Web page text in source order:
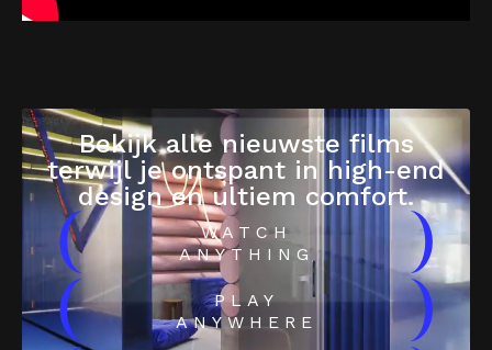
Bekijk alle nieuwste films
terwijl je ontspant in high-end
design en ultiem comfort.
(
WATCH
ANYTHING
)
(
PLAY
ANYWHERE
)